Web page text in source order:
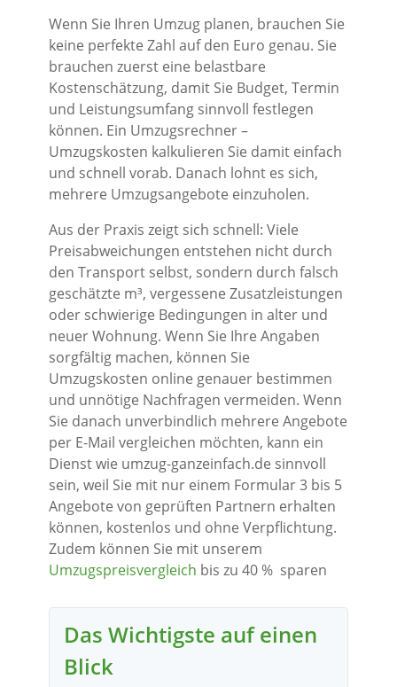
Wenn Sie Ihren Umzug planen, brauchen Sie
keine perfekte Zahl auf den Euro genau. Sie
brauchen zuerst eine belastbare
Kostenschätzung, damit Sie Budget, Termin
und Leistungsumfang sinnvoll festlegen
können. Ein Umzugsrechner –
Umzugskosten kalkulieren Sie damit einfach
und schnell vorab. Danach lohnt es sich,
mehrere Umzugsangebote einzuholen.
Aus der Praxis zeigt sich schnell: Viele
Preisabweichungen entstehen nicht durch
den Transport selbst, sondern durch falsch
geschätzte m³, vergessene Zusatzleistungen
oder schwierige Bedingungen in alter und
neuer Wohnung. Wenn Sie Ihre Angaben
sorgfältig machen, können Sie
Umzugskosten online genauer bestimmen
und unnötige Nachfragen vermeiden. Wenn
Sie danach unverbindlich mehrere Angebote
per E-Mail vergleichen möchten, kann ein
Dienst wie umzug-ganzeinfach.de sinnvoll
sein, weil Sie mit nur einem Formular 3 bis 5
Angebote von geprüften Partnern erhalten
können, kostenlos und ohne Verpflichtung.
Zudem können Sie mit unserem
Umzugspreisvergleich bis zu 40 % sparen
Das Wichtigste auf einen
Blick